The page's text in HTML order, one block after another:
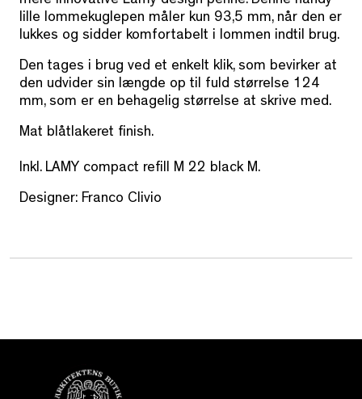
lille lommekuglepen måler kun 93,5 mm, når den er
lukkes og sidder komfortabelt i lommen indtil brug.
Den tages i brug ved et enkelt klik, som bevirker at
den udvider sin længde op til fuld størrelse 124
mm, som er en behagelig størrelse at skrive med.
Mat blåtlakeret finish.
Inkl. LAMY compact refill M 22 black M.
Designer: Franco Clivio